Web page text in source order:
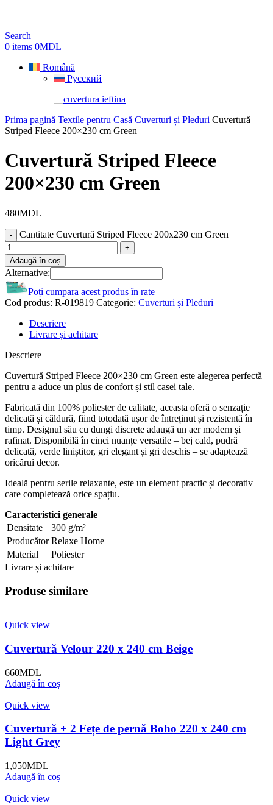
Search
0 items 0MDL
Română
Русский
Prima pagină Textile pentru Casă Cuverturi și Pleduri Cuvertură
Striped Fleece 200×230 cm Green
Cuvertură Striped Fleece
200×230 cm Green
480MDL
Cantitate Cuvertură Striped Fleece 200x230 cm Green
Adaugă în coș
Alternative:
Poți cumpara acest produs în rate
Cod produs: R-019819 Categorie: Cuverturi și Pleduri
Descriere
Livrare și achitare
Descriere
Cuvertură Striped Fleece 200×230 cm Green este alegerea perfectă
pentru a aduce un plus de confort și stil casei tale.
Fabricată din 100% poliester de calitate, aceasta oferă o senzație
delicată și căldură, fiind totodată ușor de întreținut și rezistentă în
timp. Designul său cu dungi discrete adaugă un aer modern și
rafinat. Disponibilă în cinci nuanțe versatile – bej cald, pudră
delicată, verde liniștitor, gri elegant și gri deschis – se adaptează
oricărui decor.
Ideală pentru serile relaxante, este un element practic și decorativ
care completează orice spațiu.
Caracteristici generale
Densitate
300 g/m²
Producător Relaxe Home
Material
Poliester
Livrare și achitare
Produse similare
Quick view
Cuvertură Velour 220 x 240 cm Beige
660MDL
Adaugă în coș
Quick view
Cuvertură + 2 Fețe de pernă Boho 220 x 240 cm
Light Grey
1,050MDL
Adaugă în coș
Quick view